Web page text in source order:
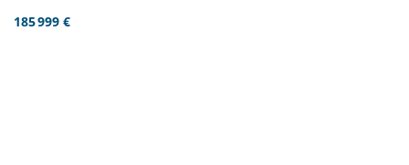
185 999 €